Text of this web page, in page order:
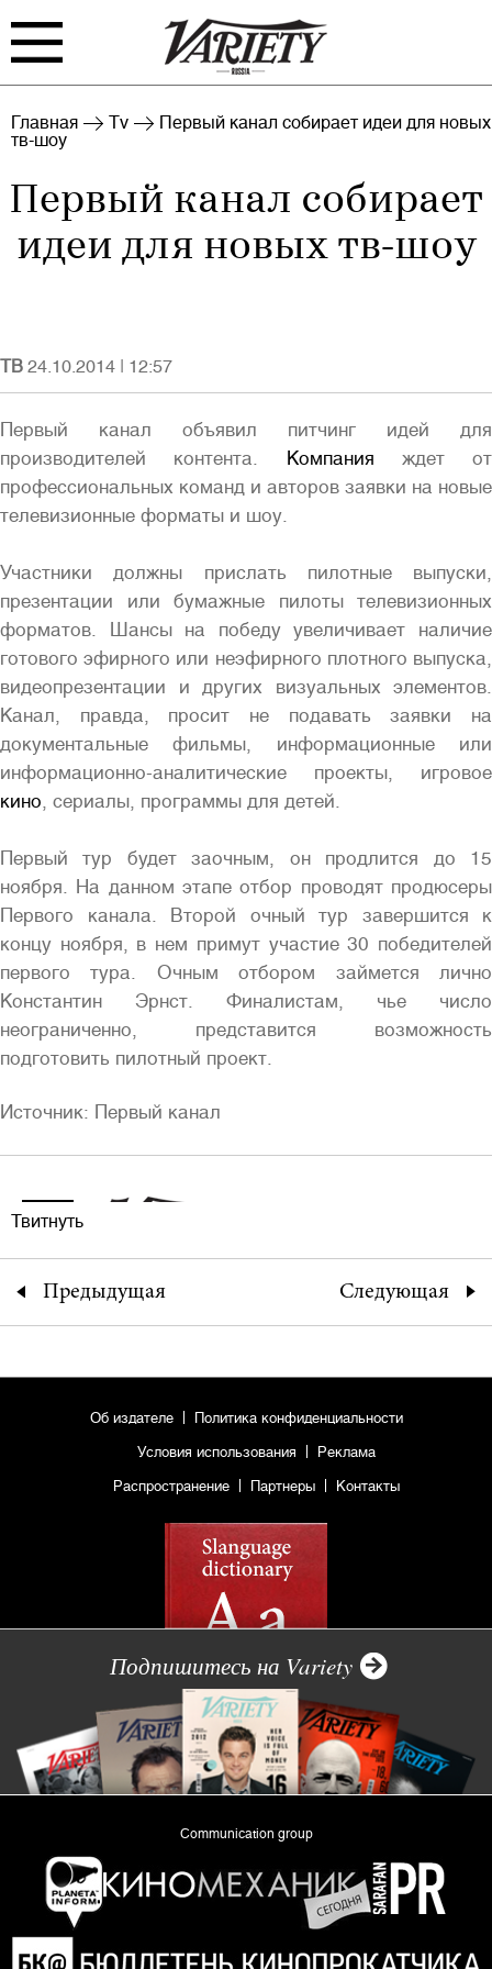
FILM TV
RANKING INDUSTRY
EVENTS ARCHIVE
Войти
Полная версия сайта
Главная Tv
Первый канал собирает идеи для новых
тв-шоу
Первый канал собирает
идеи для новых тв-шоу
ТВ 24.10.2014 | 12:57
Первый канал объявил питчинг идей для
производителей контента.
Компания ждет от
профессиональных команд и авторов заявки на новые
телевизионные форматы и шоу.
Участники должны прислать пилотные выпуски,
презентации или бумажные пилоты телевизионных
форматов. Шансы на победу увеличивает наличие
готового эфирного или неэфирного плотного выпуска,
видеопрезентации и других визуальных элементов.
Канал, правда, просит не подавать заявки на
документальные фильмы, информационные или
информационно-аналитические проекты, игровое
кино, сериалы, программы для детей.
Первый тур будет заочным, он продлится до 15
ноября. На данном этапе отбор проводят продюсеры
Первого канала. Второй очный тур завершится к
концу ноября, в нем примут участие 30 победителей
первого тура. Очным отбором займется лично
Константин Эрнст. Финалистам, чье число
неограниченно, представится возможность
подготовить пилотный проект.
Источник: Первый канал
Твитнуть
Предыдущая Следующая
Об издателе Политика конфиденциальности
Условия использования Реклама
Распространение Партнеры Контакты
Подпишитесь на Variety
Communication group
«Planeta Inform»